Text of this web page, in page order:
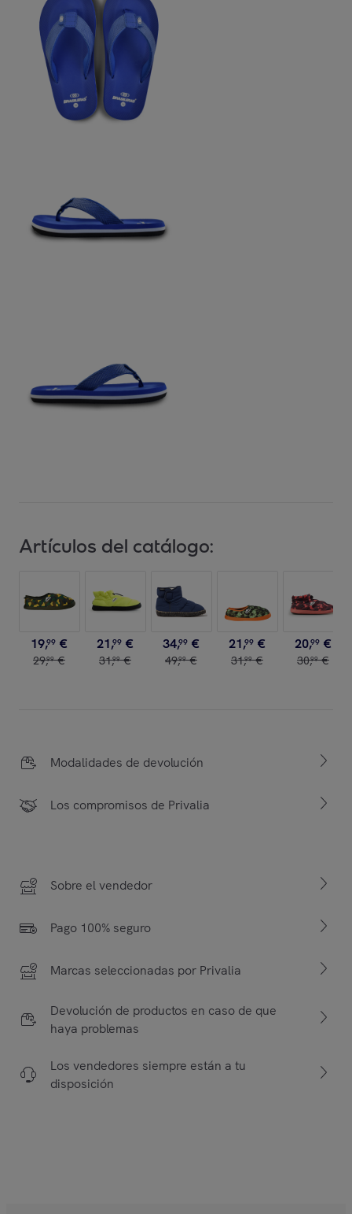
Artículos del catálogo:
19,99 €
29,99 €
21,99 €
31,99 €
34,99 €
49,99 €
21,99 €
31,99 €
20,99 €
30,99 €
Modalidades de devolución
Los compromisos de Privalia
Sobre el vendedor
Pago 100% seguro
Marcas seleccionadas por Privalia
Devolución de productos en caso de que
haya problemas
Los vendedores siempre están a tu
disposición